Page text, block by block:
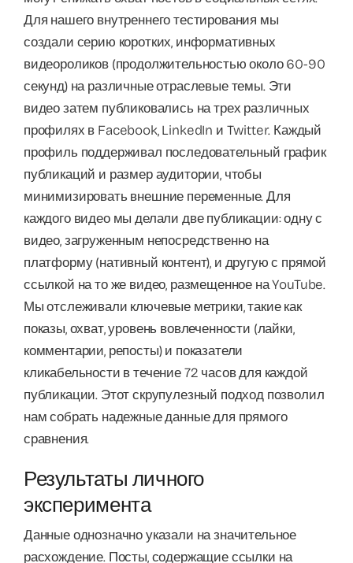
Для нашего внутреннего тестирования мы
создали серию коротких, информативных
видеороликов (продолжительностью около 60-90
секунд) на различные отраслевые темы. Эти
видео затем публиковались на трех различных
профилях в Facebook, LinkedIn и Twitter. Каждый
профиль поддерживал последовательный график
публикаций и размер аудитории, чтобы
минимизировать внешние переменные. Для
каждого видео мы делали две публикации: одну с
видео, загруженным непосредственно на
платформу (нативный контент), и другую с прямой
ссылкой на то же видео, размещенное на YouTube.
Мы отслеживали ключевые метрики, такие как
показы, охват, уровень вовлеченности (лайки,
комментарии, репосты) и показатели
кликабельности в течение 72 часов для каждой
публикации. Этот скрупулезный подход позволил
нам собрать надежные данные для прямого
сравнения.
Результаты личного
эксперимента
Данные однозначно указали на значительное
расхождение. Посты, содержащие ссылки на